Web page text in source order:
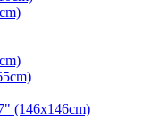
(146x146cm)